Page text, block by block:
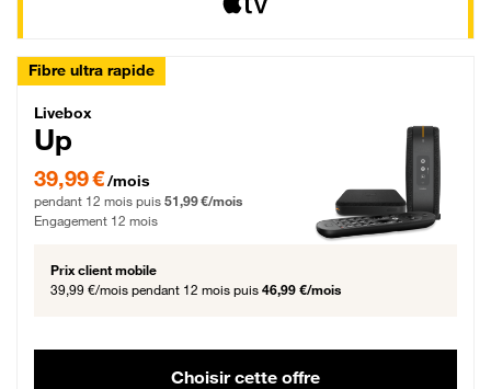
Fibre ultra rapide
Livebox Up Fibre
Livebox
Up
39,99 € par mois pendant 12 mois puis 51,99 € par mois, Engagement 12 mois
39,99 €/mois
pendant 12 mois puis 51,99 €/mois
Engagement 12 mois
Prix client mobile
39,99 €/mois pendant 12 mois puis 46,99 €/mois
Choisir cette offre